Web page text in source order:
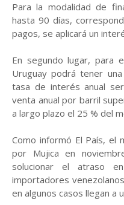
Para la modalidad de
hasta 90 días,
pagos, se aplicará un
En segundo lugar, para
Uruguay podrá tener
tasa de interés anual
venta anual por barril
a largo plazo el 25 % del
Como informó El País, el
por Mujica en
solucionar el atraso
importadores
en algunos casos llegan a